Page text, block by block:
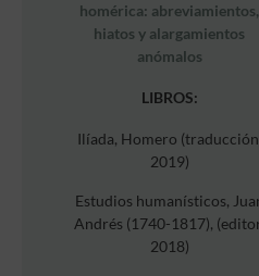
homérica: abreviamientos,
hiatos y alargamientos
anómalos
LIBROS:
Ilíada, Homero
2019)
Estudios humanísticos,
Andrés (1740-1817),
2018)